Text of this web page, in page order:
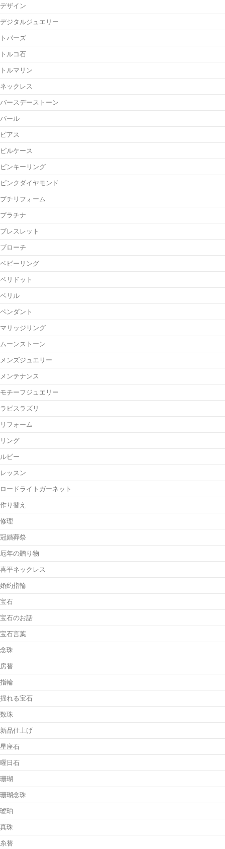
デザイン
デジタルジュエリー
トパーズ
トルコ石
トルマリン
ネックレス
バースデーストーン
パール
ピアス
ピルケース
ピンキーリング
ピンクダイヤモンド
プチリフォーム
プラチナ
ブレスレット
ブローチ
ベビーリング
ペリドット
ベリル
ペンダント
マリッジリング
ムーンストーン
メンズジュエリー
メンテナンス
モチーフジュエリー
ラピスラズリ
リフォーム
リング
ルビー
レッスン
ロードライトガーネット
作り替え
修理
冠婚葬祭
厄年の贈り物
喜平ネックレス
婚約指輪
宝石
宝石のお話
宝石言葉
念珠
房替
指輪
揺れる宝石
数珠
新品仕上げ
星座石
曜日石
珊瑚
珊瑚念珠
琥珀
真珠
糸替